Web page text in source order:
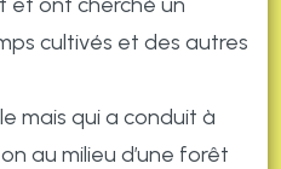
cultivés et des autres
mais qui a conduit à
au milieu d’une forêt